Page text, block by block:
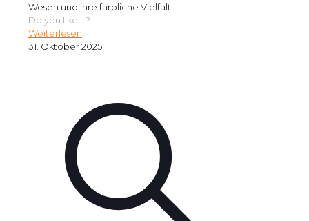
Wesen und ihre farbliche Vielfalt.
Do you like it?
Weiterlesen
31. Oktober 2025